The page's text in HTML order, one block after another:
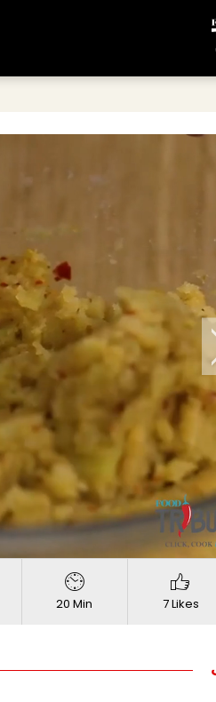
Quality
720p
20 Min 7 Likes